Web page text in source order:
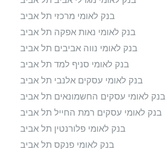
בנק לאומי מרכזי תל אביב
בנק לאומי נאות אפקה תל אביב
בנק לאומי נווה אביבים תל אביב
בנק לאומי סניף למד תל אביב
בנק לאומי עסקים אלנבי תל אביב
בנק לאומי עסקים החשמונאים תל אביב
בנק לאומי עסקים רמת החייל תל אביב
בנק לאומי פלורנטין תל אביב
בנק לאומי פנקס תל אביב